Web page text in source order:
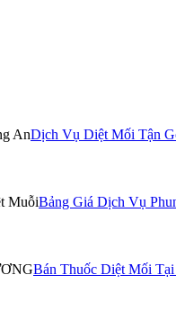
Dịch Vụ Diệt Mối Tận
Bảng Giá Dịch Vụ
Bán Thuốc Diệt Mối